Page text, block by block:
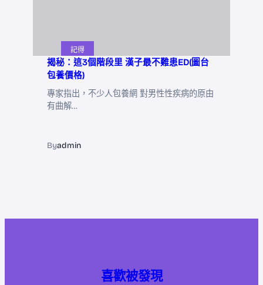
記得
揭秘：這3個階段里 漢子最不難患ED(圖台
包養價格)
專家指出，不少人包養網 對男性性疾病的原由
有曲解…
Byadmin
喜歡被發現